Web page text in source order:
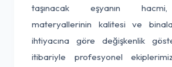
taşınacak eşyanın
materyallerinin kalitesi ve
ihtiyacına göre değişkenlik
itibariyle profesyonel